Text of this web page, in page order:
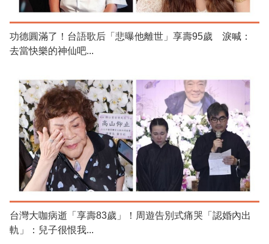
功德圓滿了！台語歌后「悲曝他離世」享壽95歲 淚喊：
去當快樂的神仙吧...
台灣大咖病逝「享壽83歲」！周遊告別式痛哭「認婚內出
軌」：兒子很恨我...